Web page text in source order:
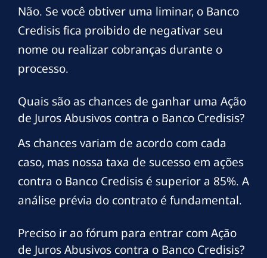
Não. Se você obtiver uma liminar, o Banco
Credisis fica proibido de negativar seu
nome ou realizar cobranças durante o
processo.
Quais são as chances de ganhar uma Ação
de Juros Abusivos contra o Banco Credisis?
As chances variam de acordo com cada
caso, mas nossa taxa de sucesso em ações
contra o Banco Credisis é superior a 85%. A
análise prévia do contrato é fundamental.
Preciso ir ao fórum para entrar com Ação
de Juros Abusivos contra o Banco Credisis?